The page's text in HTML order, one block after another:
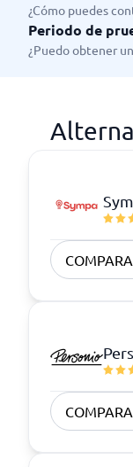
¿Cómo puedes
Periodo de
¿Puedo obtener